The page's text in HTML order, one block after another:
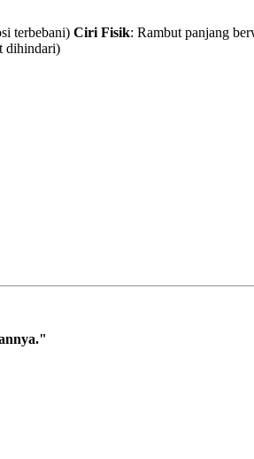
terbebani) Ciri Fisik: Rambut panjang
dihindari)